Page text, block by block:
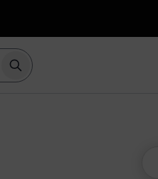
Rozpocznij wyszukiwanie